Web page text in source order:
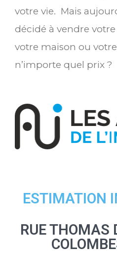
votre vie. Mais
décidé à vendre
votre maison ou
n’importe quel prix ?
ESTIMATION
RUE THOMAS